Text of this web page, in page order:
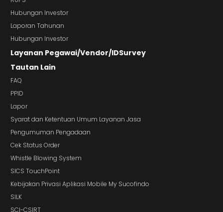
Hubungan Investor
Laporan Tahunan
Hubungan Investor
Layanan Pegawai/Vendor/IDSurvey
Tautan Lain
FAQ
PPID
Lapor
Syarat dan Ketentuan Umum Layanan Jasa
Pengumuman Pengadaan
Cek Status Order
Whistle Blowing System
SICS TouchPoint
Kebijakan Privasi Aplikasi Mobile My Sucofindo
SILK
SCI-CSIRT